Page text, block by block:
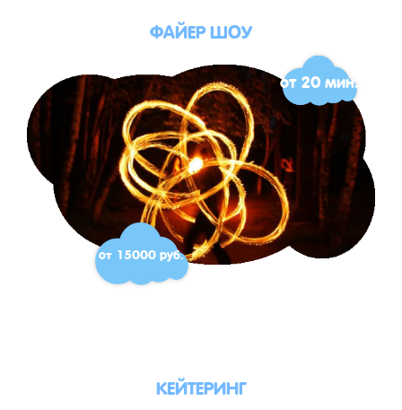
ФАЙЕР ШОУ
от 20 мин.
от 15000 руб.
КЕЙТЕРИНГ